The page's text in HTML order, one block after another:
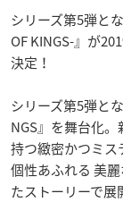
シリーズ第5弾と
OF KINGS-』が
決定！
シリーズ第5弾と
NGS』を舞台化
持つ緻密かつミス
個性あふれる 美
たストーリーで展